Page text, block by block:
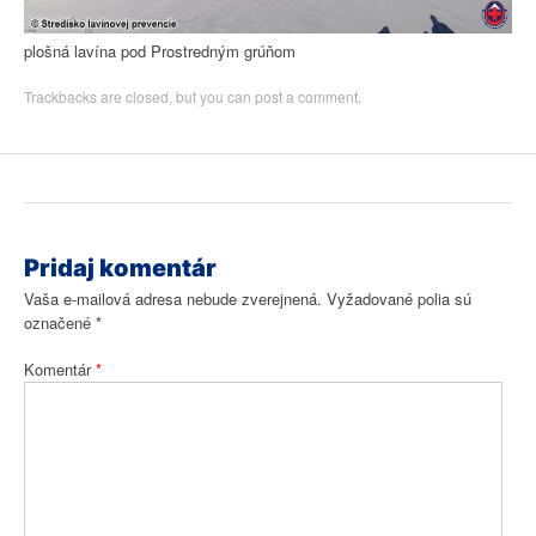
plošná lavína pod Prostredným grúňom
Trackbacks are closed, but you can post a comment
Pridaj komentár
Vaša e-mailová adresa nebude zverejnená. Vyžadované polia sú
označené *
Komentár*